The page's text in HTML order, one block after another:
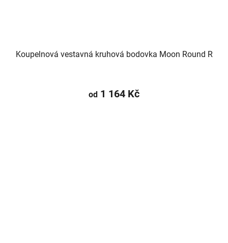
Koupelnová vestavná kruhová bodovka Moon Round R
od 1 164 Kč